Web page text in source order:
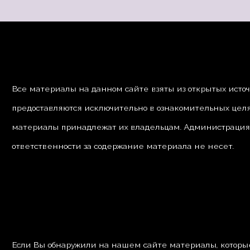
Все материалы на данном сайте взяты из открытых
предоставляются исключительно в ознакомительных
материалы принадлежат их владельцам. Администрация
ответственности за содержание материала не несет.
Если Вы обнаружили на нашем сайте материалы,